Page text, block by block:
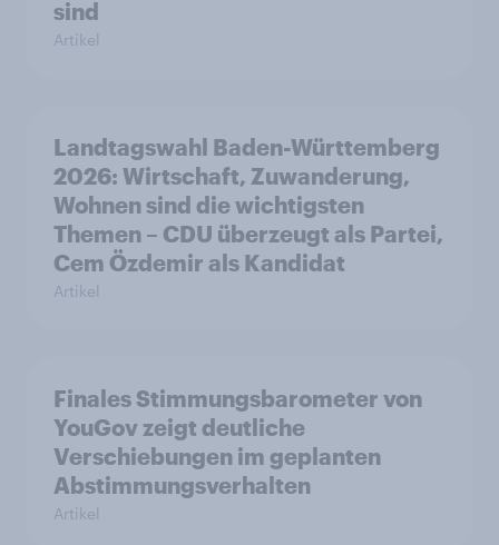
sind
Artikel
Landtagswahl Baden-Württemberg
2026: Wirtschaft, Zuwanderung,
Wohnen sind die wichtigsten
Themen – CDU überzeugt als Partei,
Cem Özdemir als Kandidat
Artikel
Finales Stimmungsbarometer von
YouGov zeigt deutliche
Verschiebungen im geplanten
Abstimmungsverhalten
Artikel